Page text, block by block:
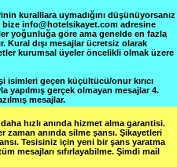
kuralllara uymadığını düşünüyorsanız
bize info@hotelsikayet.com adresine
yoğunluğa göre ama genelde en fazla
Kural dışı mesajlar ücretsiz olarak
kurumsal üyeler öncelikli olmak üzere
isimleri geçen küçültücü/onur kırıcı
yapılmış gerçek olmayan mesajlar 4.
mesajlar.
hızlı anında hizmet alma garantisi.
zaman anında silme şansı. Şikayetleri
Tesisiniz için yeni bir şans yaratma
mesajları sıfırlayabilme. Şimdi mail